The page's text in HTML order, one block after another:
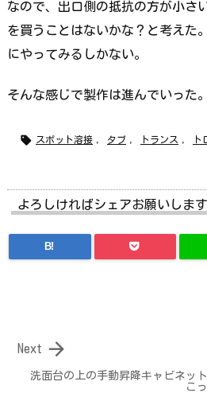
なので、出口側の抵抗の方が小さ
を買うことはないかな？と考えた
にやってみるしかない。
そんな感じで製作は進んでいった。
 スポット溶接 タブ トランス ト
よろしければシェアお願いします
B!
洗面台の上の手動昇降キャビネッ
こ

Next